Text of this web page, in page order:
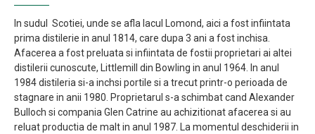
In sudul Scotiei, unde se afla lacul Lomond, aici a fost infiintata
prima distilerie in anul 1814, care dupa 3 ani a fost inchisa.
Afacerea a fost preluata si infiintata de fostii proprietari ai altei
distilerii cunoscute, Littlemill din Bowling in anul 1964. In anul
1984 distileria si-a inchsi portile si a trecut printr-o perioada de
stagnare in anii 1980. Proprietarul s-a schimbat cand Alexander
Bulloch si compania Glen Catrine au achizitionat afacerea si au
reluat productia de malt in anul 1987. La momentul deschiderii in